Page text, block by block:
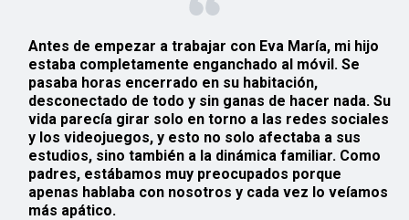
Antes de empezar a trabajar con Eva María, mi hijo
estaba completamente enganchado al móvil. Se
pasaba horas encerrado en su habitación,
desconectado de todo y sin ganas de hacer nada. Su
vida parecía girar solo en torno a las redes sociales
y los videojuegos, y esto no solo afectaba a sus
estudios, sino también a la dinámica familiar. Como
padres, estábamos muy preocupados porque
apenas hablaba con nosotros y cada vez lo veíamos
más apático.